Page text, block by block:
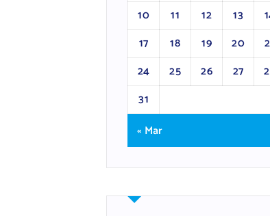
10
11 12 13
17
18 19 20
24
25 26 27
31
« Mar